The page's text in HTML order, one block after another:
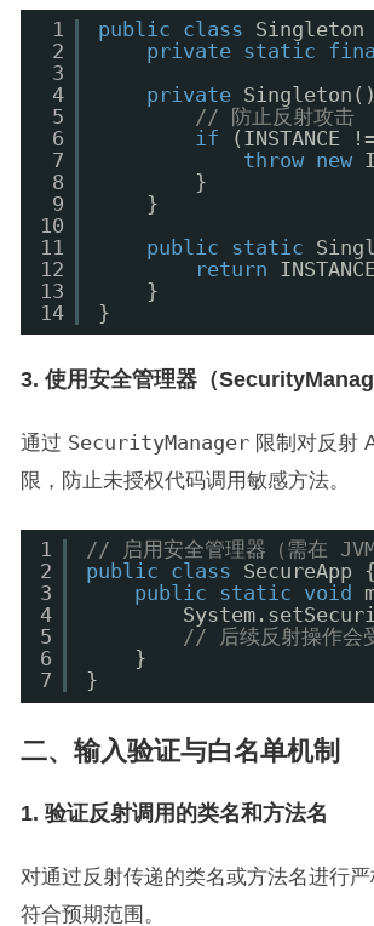
1
2
3
4
5
6
7
8
9
10
11
12
13
14
public class
private static
private
// 防止反射攻击
if
(INSTANCE
throw new
}
}
public
static
return
}
}
3. 使用安全管理器（
通过 SecurityManager限制对反射
限，防止未授权代码调用敏感方法。
1
2
3
4
5
6
7
// 启用安全管理器（需在
public
class
SecureApp {
public
static void
// 后续反射操作会
}
}
二、输入验证与白名单机制
1. 验证反射调用的类名和方法名
对通过反射传递的类名或方法名进行
符合预期范围。